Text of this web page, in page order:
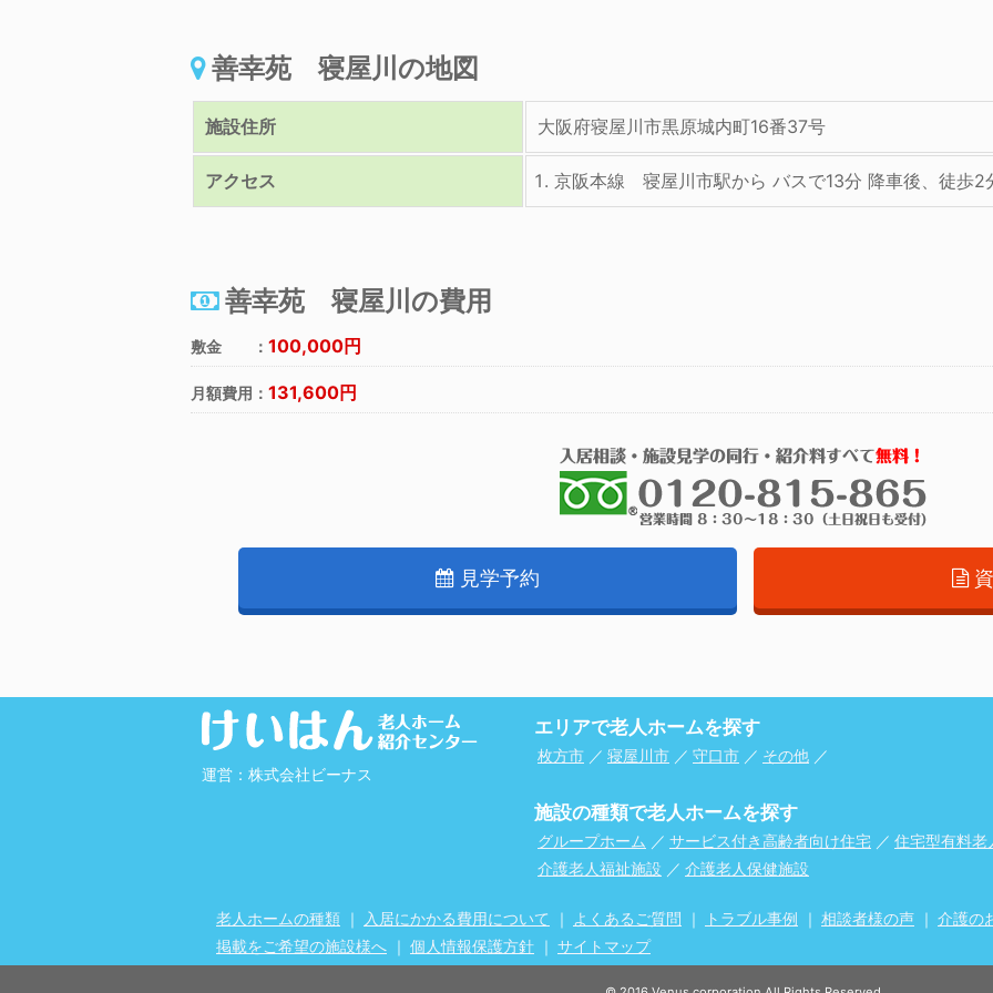
善幸苑 寝屋川の地図
施設住所 大阪府寝屋川市黒原城内町16番37号
アクセス 京阪本線 寝屋川市駅から バスで13分 降車後、徒歩2
善幸苑 寝屋川の費用
敷金 ： 100,000円
月額費用： 131,600円
見学予約
運営：株式会社ビーナス
エリアで老人ホームを探す
枚方市 ／ 寝屋川市 ／ 守口市 ／ その他 ／
施設の種類で老人ホームを探す
グループホーム ／ サービス付き高齢者向け住宅 ／ 住宅型有料老
介護老人福祉施設 ／ 介護老人保健施設
老人ホームの種類 ｜ 入居にかかる費用について ｜ よくあるご質問 ｜ トラブル事例 ｜ 相談者様の声 ｜ 介護の
掲載をご希望の施設様へ ｜ 個人情報保護方針 ｜ サイトマップ